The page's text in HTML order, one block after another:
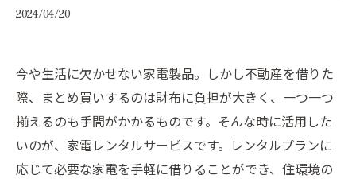
2024/04/20
今や生活に欠かせない家電製品。しかし不動産を借りた
際、まとめ買いするのは財布に負担が大きく、一つ一つ
揃えるのも手間がかかるものです。そんな時に活用した
いのが、家電レンタルサービスです。レンタルプランに
応じて必要な家電を手軽に借りることができ、住環境の